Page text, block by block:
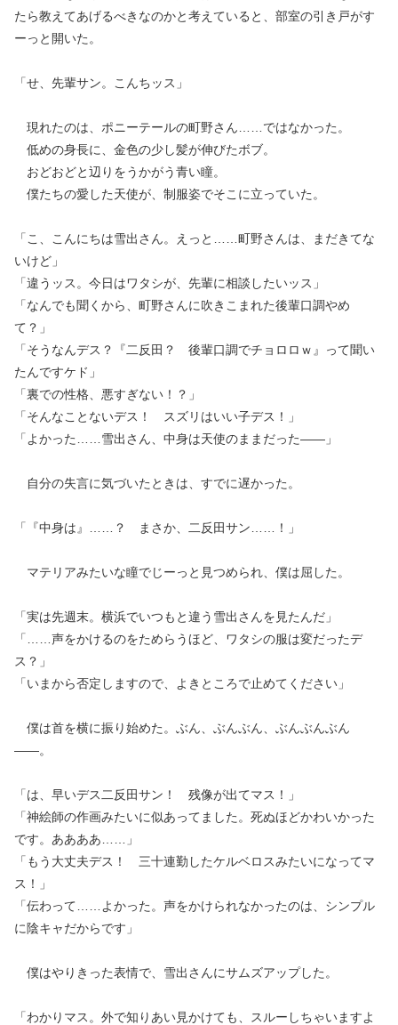
たら教えてあげるべきなのかと考えていると、部室の引き戸がす
ーっと開いた。
「せ、先輩サン。こんちッス」
現れたのは、ポニーテールの町野さん……ではなかった。
低めの身長に、金色の少し髪が伸びたボブ。
おどおどと辺りをうかがう青い瞳。
僕たちの愛した天使が、制服姿でそこに立っていた。
「こ、こんにちは雪出さん。えっと……町野さんは、まだきてな
いけど」
「違うッス。今日はワタシが、先輩に相談したいッス」
「なんでも聞くから、町野さんに吹きこまれた後輩口調やめ
て？」
「そうなんデス？『二反田？ 後輩口調でチョロロｗ』って聞い
たんですケド」
「裏での性格、悪すぎない！？」
「そんなことないデス！ スズリはいい子デス！」
「よかった……雪出さん、中身は天使のままだった――」
自分の失言に気づいたときは、すでに遅かった。
「『中身は』……？ まさか、二反田サン……！」
マテリアみたいな瞳でじーっと見つめられ、僕は屈した。
「実は先週末。横浜でいつもと違う雪出さんを見たんだ」
「……声をかけるのをためらうほど、ワタシの服は変だったデ
ス？」
「いまから否定しますので、よきところで止めてください」
僕は首を横に振り始めた。ぶん、ぶんぶん、ぶんぶんぶん
――。
「は、早いデス二反田サン！ 残像が出てマス！」
「神絵師の作画みたいに似あってました。死ぬほどかわいかった
です。ああああ……」
「もう大丈夫デス！ 三十連勤したケルベロスみたいになってマ
ス！」
「伝わって……よかった。声をかけられなかったのは、シンプル
に陰キャだからです」
僕はやりきった表情で、雪出さんにサムズアップした。
「わかりマス。外で知りあい見かけても、スルーしちゃいますよ